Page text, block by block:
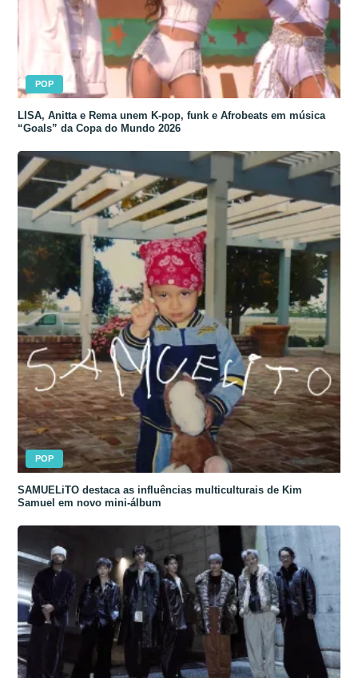
POP
LISA, Anitta e Rema unem K-pop, funk e Afrobeats em música
“Goals” da Copa do Mundo 2026
POP
SAMUELiTO destaca as influências multiculturais de Kim
Samuel em novo mini-álbum